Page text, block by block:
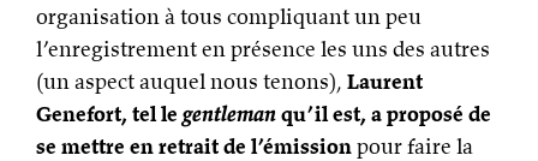
organisation à tous compliquant un peu
l’enregistrement en présence les uns des autres
(un aspect auquel nous tenons), Laurent
Genefort, tel le gentlemanqu’il est, a proposé de
se mettre en retrait de l’émissionpour faire la